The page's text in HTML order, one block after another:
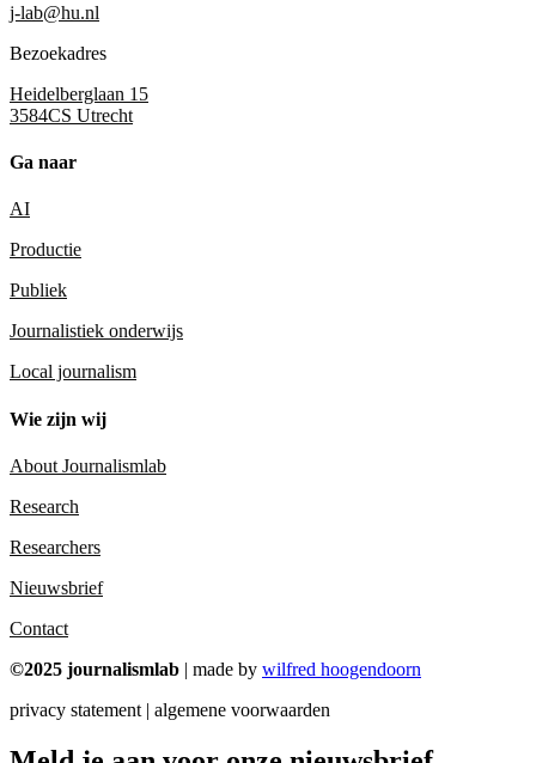
j-lab@hu.nl
Bezoekadres
Heidelberglaan 15
3584CS Utrecht
Ga naar
AI
Productie
Publiek
Journalistiek onderwijs
Local journalism
Wie zijn wij
About Journalismlab
Research
Researchers
Nieuwsbrief
Contact
©2025 journalismlab | made by wilfred hoogendoorn
privacy statement | algemene voorwaarden